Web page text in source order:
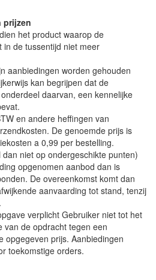
prijzen
het product waarop de
de tussentijd niet meer
aanbiedingen worden gehouden
kan begrijpen dat de
daarvan, een kennelijke
en andere heffingen van
De genoemde prijs is
a 0,99 per bestelling.
niet op ondergeschikte punten)
opgenomen aanbod dan is
De overeenkomst komt dan
aanvaarding tot stand, tenzij
verplicht Gebruiker niet tot het
van de opdracht tegen een
opgegeven prijs. Aanbiedingen
toekomstige orders.